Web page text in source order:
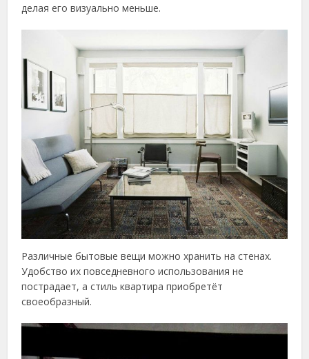
делая его визуально меньше.
Различные бытовые вещи можно хранить на стенах.
Удобство их повседневного использования не
пострадает, а стиль квартира приобретёт
своеобразный.